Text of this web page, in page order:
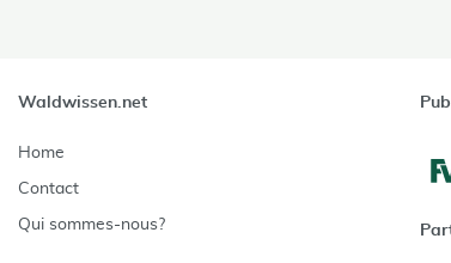
Waldwissen.net
Home
Contact
Qui sommes-nous?